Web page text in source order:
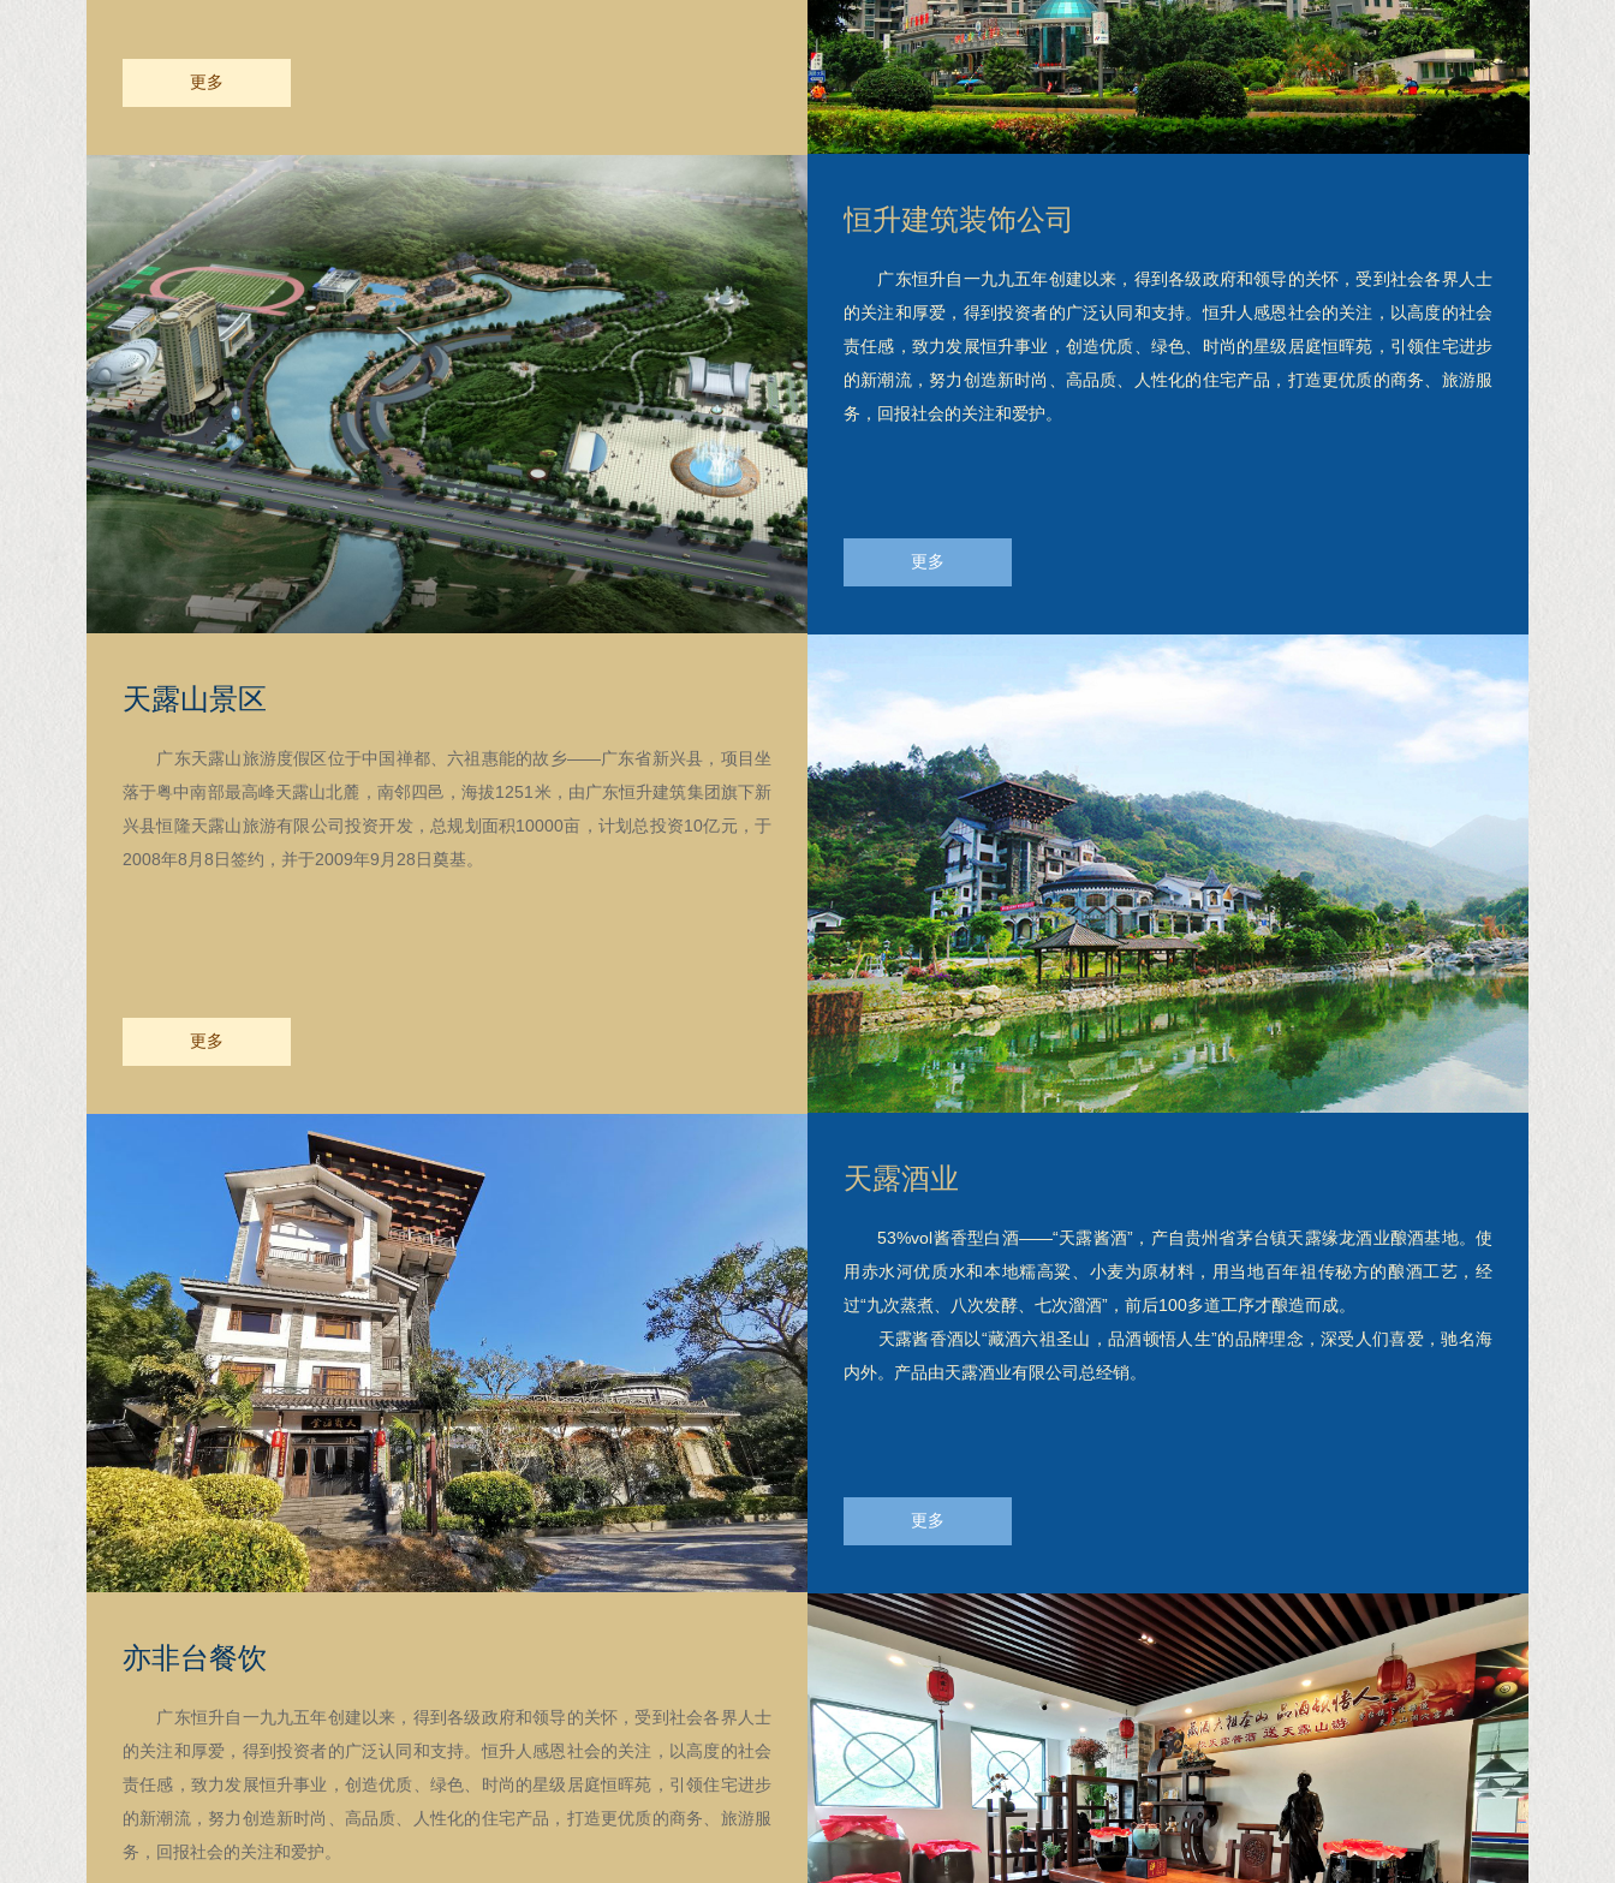
更多
恒升建筑装饰公司
广东恒升自一九九五年创建以来，得到各级政府和领导的关怀，受到社会各界人士
的关注和厚爱，得到投资者的广泛认同和支持。恒升人感恩社会的关注，以高度的社会
责任感，致力发展恒升事业，创造优质、绿色、时尚的星级居庭恒晖苑，引领住宅进步
的新潮流，努力创造新时尚、高品质、人性化的住宅产品，打造更优质的商务、旅游服
务，回报社会的关注和爱护。
更多
天露山景区
广东天露山旅游度假区位于中国禅都、六祖惠能的故乡——广东省新兴县，项目坐
落于粤中南部最高峰天露山北麓，南邻四邑，海拔1251米，由广东恒升建筑集团旗下新
兴县恒隆天露山旅游有限公司投资开发，总规划面积10000亩，计划总投资10亿元，于
2008年8月8日签约，并于2009年9月28日奠基。
更多
天露酒业
53%vol酱香型白酒——“天露酱酒”，产自贵州省茅台镇天露缘龙酒业酿酒基地。使
用赤水河优质水和本地糯高粱、小麦为原材料，用当地百年祖传秘方的酿酒工艺，经
过“九次蒸煮、八次发酵、七次溜酒”，前后100多道工序才酿造而成。
天露酱香酒以“藏酒六祖圣山，品酒顿悟人生”的品牌理念，深受人们喜爱，驰名海
内外。产品由天露酒业有限公司总经销。
更多
亦非台餐饮
广东恒升自一九九五年创建以来，得到各级政府和领导的关怀，受到社会各界人士
的关注和厚爱，得到投资者的广泛认同和支持。恒升人感恩社会的关注，以高度的社会
责任感，致力发展恒升事业，创造优质、绿色、时尚的星级居庭恒晖苑，引领住宅进步
的新潮流，努力创造新时尚、高品质、人性化的住宅产品，打造更优质的商务、旅游服
务，回报社会的关注和爱护。